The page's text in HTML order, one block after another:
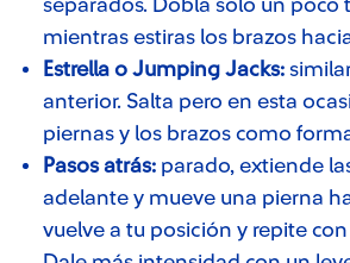
mientras estiras los brazos
Estrella o Jumping Jacks:
anterior. Salta pero en esta
piernas y los brazos como
Pasos atrás: parado, extiende
adelante y mueve una pierna
vuelve a tu posición y repite